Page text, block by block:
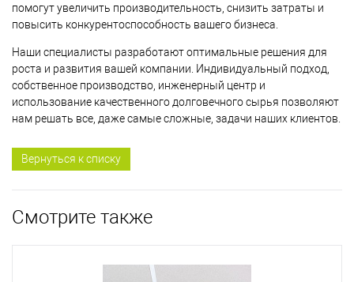
помогут увеличить производительность, снизить затраты и
повысить конкурентоспособность вашего бизнеса.
Наши специалисты разработают оптимальные решения для
роста и развития вашей компании. Индивидуальный подход,
собственное производство, инженерный центр и
использование качественного долговечного сырья позволяют
нам решать все, даже самые сложные, задачи наших клиентов.
Вернуться к списку
Смотрите также